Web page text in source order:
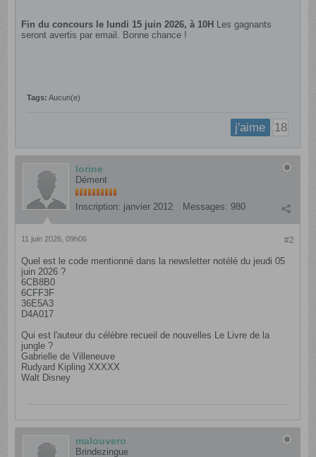
Fin du concours le lundi 15 juin 2026, à 10H Les gagnants
seront avertis par email. Bonne chance !
Tags: Aucun(e)
j'aime 18
lorine
Dément
Inscription: janvier 2012 Messages: 980
#2
11 juin 2026, 09h06
Quel est le code mentionné dans la newsletter notélé du jeudi 05
juin 2026 ?
6CB8B0
6CFF3F
36E5A3
D4A017
Qui est l'auteur du célèbre recueil de nouvelles Le Livre de la
jungle ?
Gabrielle de Villeneuve
Rudyard Kipling XXXXX
Walt Disney
malouvero
Brindezingue